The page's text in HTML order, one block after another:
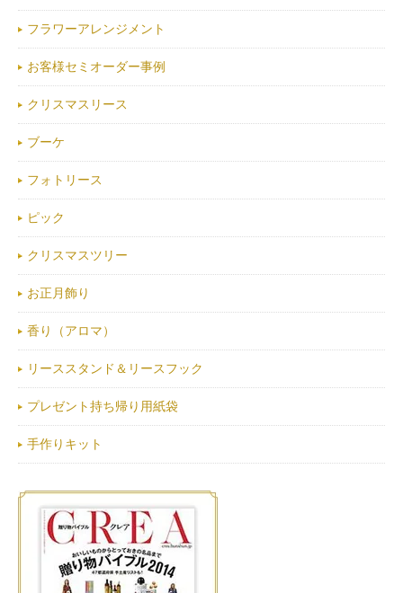
フラワーアレンジメント
お客様セミオーダー事例
クリスマスリース
ブーケ
フォトリース
ピック
クリスマスツリー
お正月飾り
香り（アロマ）
リーススタンド＆リースフック
プレゼント持ち帰り用紙袋
手作りキット